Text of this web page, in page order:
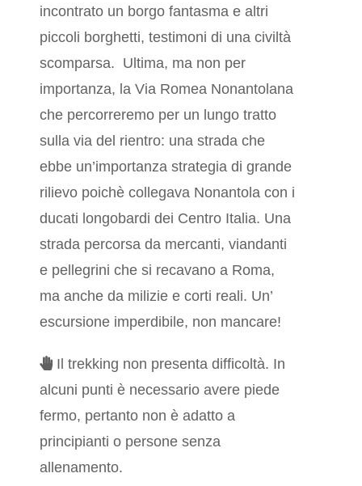
incontrato un borgo fantasma e altri
piccoli borghetti, testimoni di una civiltà
scomparsa. Ultima, ma non per
importanza, la Via Romea Nonantolana
che percorreremo per un lungo tratto
sulla via del rientro: una strada che
ebbe un’importanza strategia di grande
rilievo poichè collegava Nonantola con i
ducati longobardi dei Centro Italia. Una
strada percorsa da mercanti, viandanti
e pellegrini che si recavano a Roma,
ma anche da milizie e corti reali. Un’
escursione imperdibile, non mancare!
Il trekking non presenta difficoltà. In
alcuni punti è necessario avere piede
fermo, pertanto non è adatto a
principianti o persone senza
allenamento.